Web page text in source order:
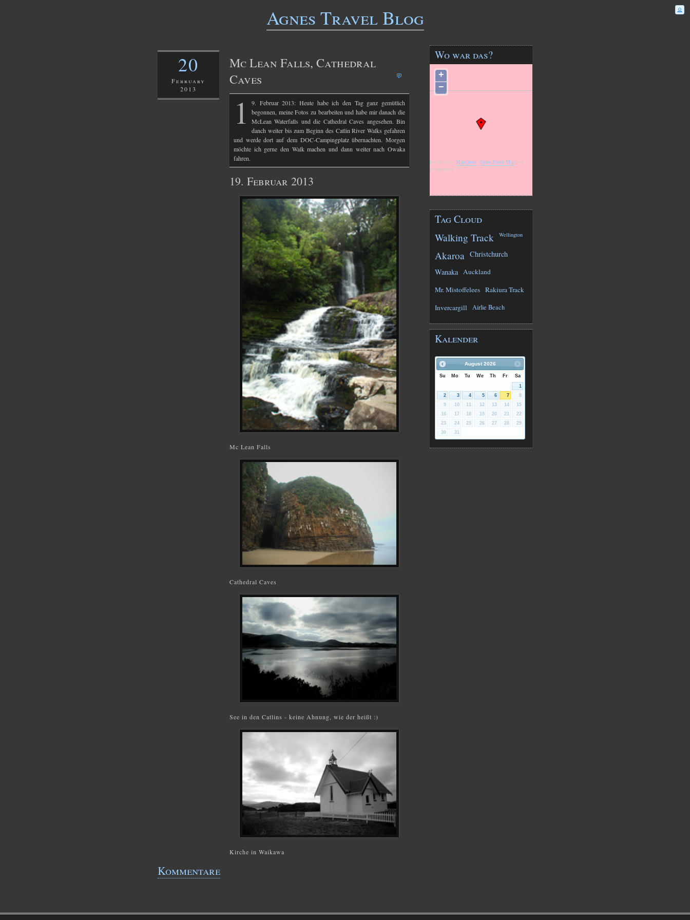
Agnes Travel Blog
Wo war das?
+
−
provided by MapQuest, Open Street Map and
contributors
Tag Cloud
Walking Track Wellington
Akaroa Christchurch
Wanaka Auckland
Mr. Mistoffelees Rakiura Track
Invercargill Airlie Beach
Kalender
August 2026
Su Mo Tu We Th Fr
Sa
1
2
3 4 5 6 7
8
9
10 11 12 13 14
15
16
17 18 19 20 21
22
23
24 25 26 27 28
29
30
31
Mc Lean Falls, Cathedral
Caves
1
9. Februar 2013: Heute habe ich den Tag ganz gemütlich
begonnen, meine Fotos zu bearbeiten und habe mir danach die
McLean Waterfalls und die Cathedral Caves angesehen. Bin
danch weiter bis zum Beginn des Catlin River Walks gefahren
und werde dort auf dem DOC-Campingplatz übernachten. Morgen
möchte ich gerne den Walk machen und dann weiter nach Owaka
fahren.
19. Februar 2013
Mc Lean Falls
Cathedral Caves
See in den Catlins - keine Ahnung, wie der heißt :)
Kirche in Waikawa
20
February
2013
Kommentare